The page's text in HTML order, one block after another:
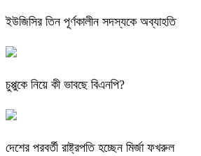
ইউজিসির তিন পূর্ণকালীন সদস্যকে অব্যাহতি
চুপ্পুকে নিয়ে কী ভাবছে বিএনপি?
দেশের পরবর্তী রাষ্ট্রপতি হচ্ছেন মির্জা ফখরুল